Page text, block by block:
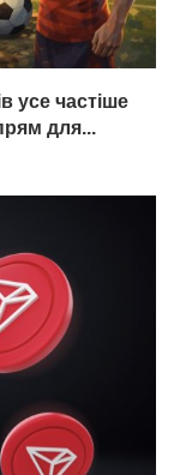
усе частіше
для...